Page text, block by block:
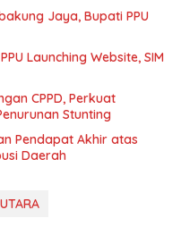
Jaya, Bupati PPU
Launching Website, SIM
CPPD, Perkuat
Stunting
Pendapat Akhir atas
Daerah